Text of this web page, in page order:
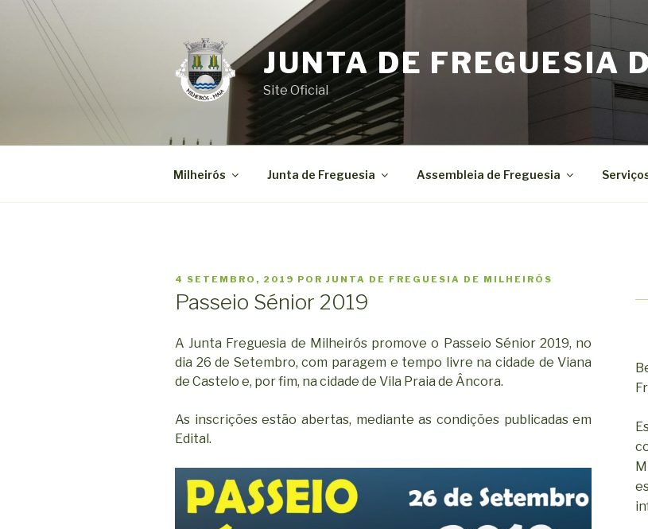
Saltar
JUNTA DE FREGUESIA
Site Oficial
Milheirós Junta de Freguesia Assembleia de Freguesia
PUBLICADO
4 SETEMBRO, 2019 POR JUNTA DE FREGUESIA DE MILHEIRÓS
Passeio Sénior 2019
A Junta Freguesia de Milheirós promove o Passeio Sénior 2019, no
dia 26 de Setembro, com paragem e tempo livre na cidade de Viana
de Castelo e, por fim, na cidade de Vila Praia de Âncora.
As inscrições estão abertas, mediante as condições publicadas em
Edital.